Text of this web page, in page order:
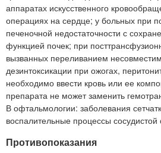
аппаратах искусственного
операциях на сердце; у больных при
печеночной недостаточности с
функцией почек; при
вызванных переливанием
дезинтоксикации при ожогах,
необходимо ввести кровь или ее
препарата не может заменить
В офтальмологии: заболевания
воспалительные процессы сосудистой
Противопоказания